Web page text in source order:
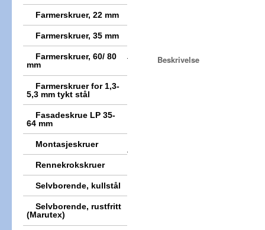
Farmerskruer, 22 mm
Farmerskruer, 35 mm
Farmerskruer, 60/ 80
mm
Farmerskruer for 1,3-
5,3 mm tykt stål
Fasadeskrue LP 35-
64 mm
Montasjeskruer
Rennekrokskruer
Selvborende, kullstål
Selvborende, rustfritt
(Marutex)
Beskrivelse